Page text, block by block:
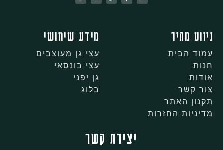
ניווט מהיר
עמוד הבית
חנות
אודות
צור קשר
תקנון האתר
מדיניות החזרות
מידע שימושי
עצי גן מעוצבים
עצי בונסאי
גן יפני
בלוג
יצירת קשר